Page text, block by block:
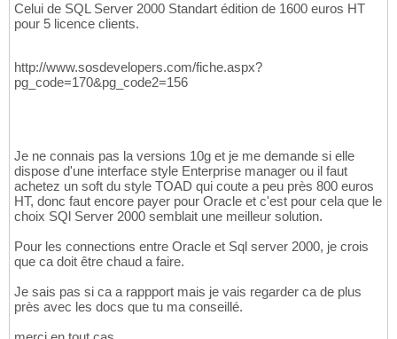
Celui de SQL Server 2000 Standart édition de 1600 euros HT
pour 5 licence clients.
http://www.sosdevelopers.com/fiche.aspx?
pg_code=170&pg_code2=156
Je ne connais pas la versions 10g et je me demande si elle
dispose d'une interface style Enterprise manager ou il faut
achetez un soft du style TOAD qui coute a peu près 800 euros
HT, donc faut encore payer pour Oracle et c'est pour cela que le
choix SQl Server 2000 semblait une meilleur solution.
Pour les connections entre Oracle et Sql server 2000, je crois
que ca doit être chaud a faire.
Je sais pas si ca a rappport mais je vais regarder ca de plus
près avec les docs que tu ma conseillé.